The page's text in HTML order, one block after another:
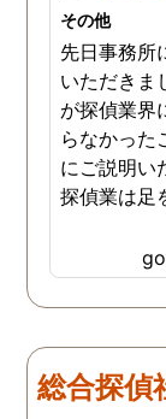
その他
先日事務所
いただきま
が探偵業界
らなかった
にご説明い
探偵業は足
SNSなど
色んな視点
います。
金が安く明
て対応いた
総合探偵